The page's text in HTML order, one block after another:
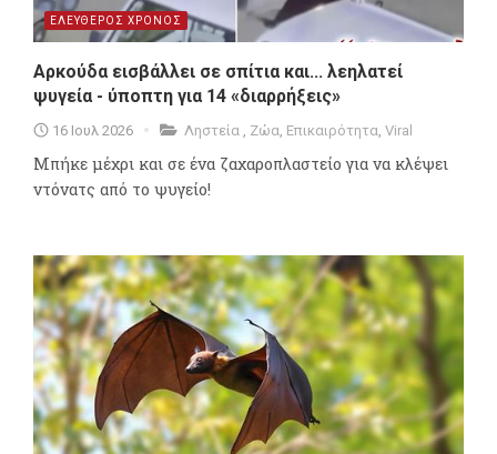
ΕΛΕΥΘΕΡΟΣ ΧΡΟΝΟΣ
Αρκούδα εισβάλλει σε σπίτια και... λεηλατεί
ψυγεία - ύποπτη για 14 «διαρρήξεις»
16 Ιουλ 2026 Ληστεία , Ζώα, Επικαιρότητα, Viral
Μπήκε μέχρι και σε ένα ζαχαροπλαστείο για να κλέψει
ντόνατς από το ψυγείο!